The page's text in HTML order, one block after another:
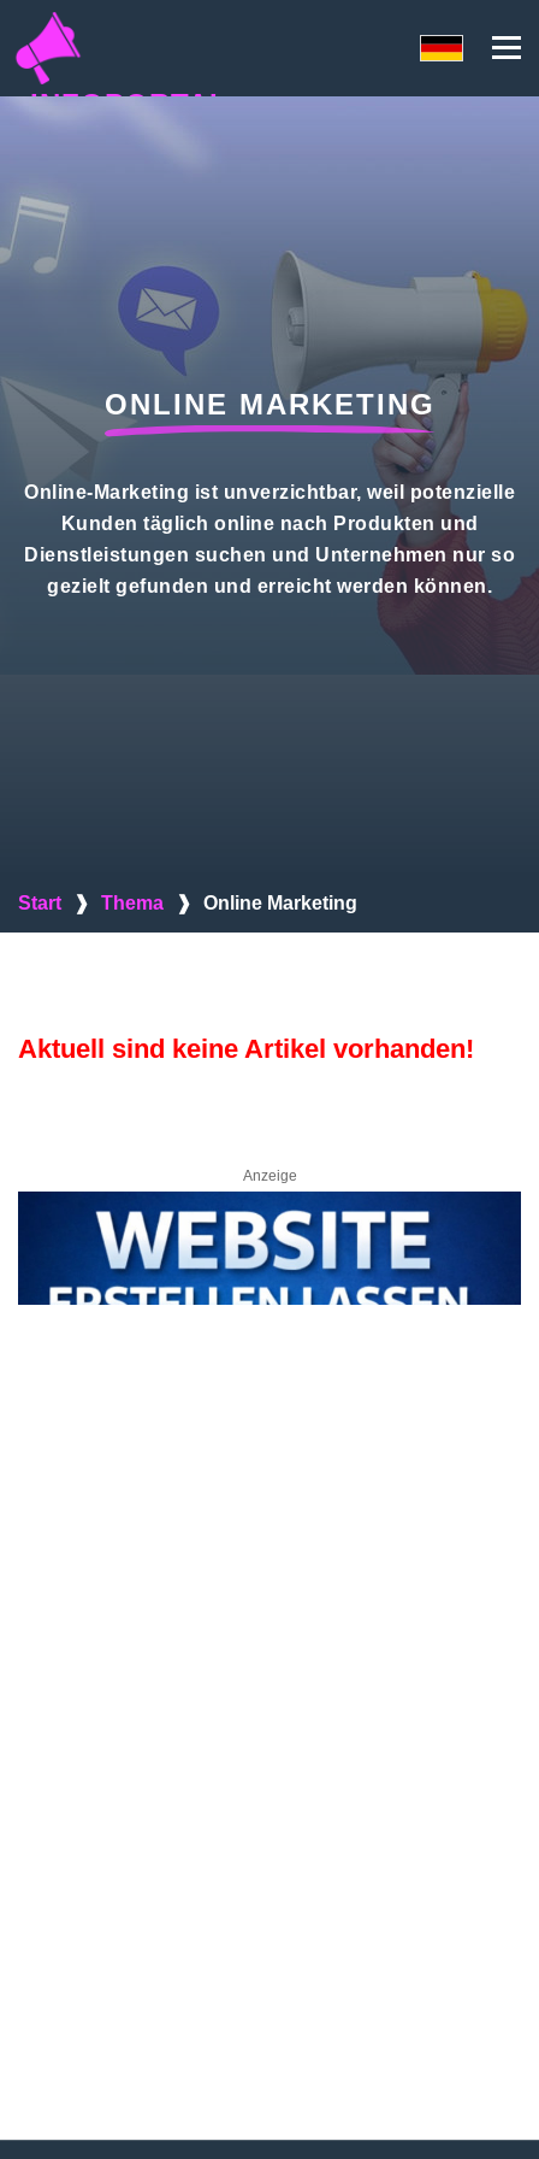
INFOPORTAL
ONLINE MARKETING
Online-Marketing ist unverzichtbar, weil potenzielle
Kunden täglich online nach Produkten und
Dienstleistungen suchen und Unternehmen nur so
gezielt gefunden und erreicht werden können.
Start ❱ Thema ❱ Online Marketing
Aktuell sind keine Artikel vorhanden!
Anzeige